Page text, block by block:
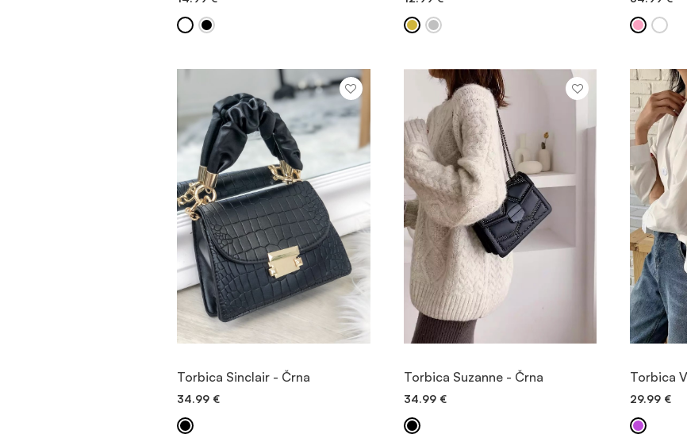
OGLED
Torbica Sinclair - Črna
34.99 €
OGLED
Torbica Suzanne - Črna
34.99 €
Torbica
29.99 €